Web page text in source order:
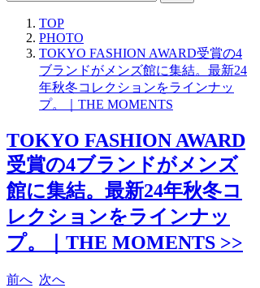
TOP
PHOTO
TOKYO FASHION AWARD受賞の4
ブランドがメンズ館に集結。最新24
年秋冬コレクションをラインナッ
プ。｜THE MOMENTS
TOKYO FASHION AWARD
受賞の4ブランドがメンズ
館に集結。最新24年秋冬コ
レクションをラインナッ
プ。｜THE MOMENTS >>
前へ 次へ